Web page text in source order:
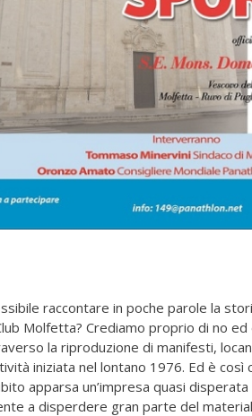
raccontare in poche parole la
Molfetta? Crediamo proprio di no
la riproduzione di manifesti,
iniziata nel lontano 1976. Ed è così
apparsa un’impresa quasi
a disperdere gran parte del